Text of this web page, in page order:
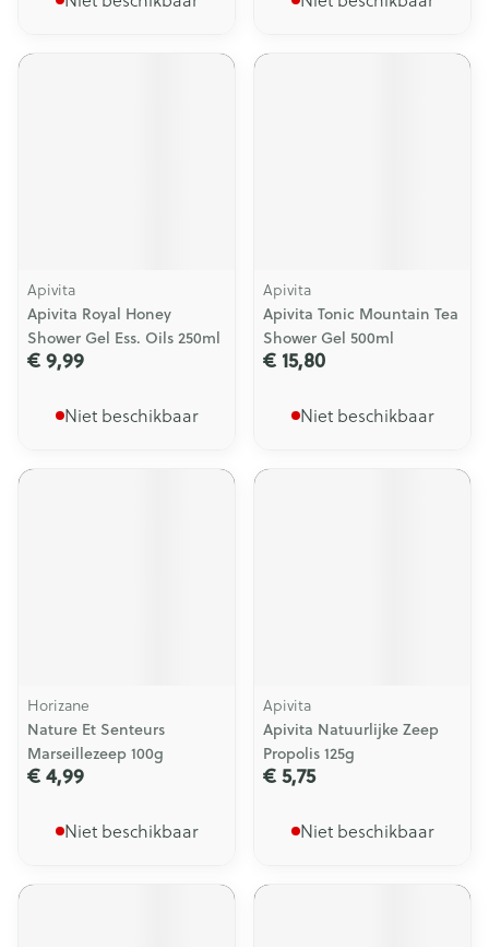
Apivita
Apivita Royal Honey
Shower Gel Ess. Oils 250ml
€ 9,99
Niet beschikbaar
Apivita
Apivita Tonic Mountain Tea
Shower Gel 500ml
€ 15,80
Niet beschikbaar
Horizane
Nature Et Senteurs
Marseillezeep 100g
€ 4,99
Niet beschikbaar
Apivita
Apivita Natuurlijke Zeep
Propolis 125g
€ 5,75
Niet beschikbaar